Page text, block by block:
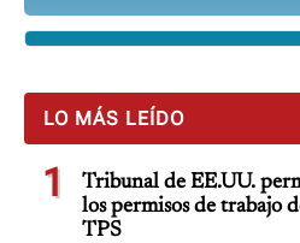
LO MÁS LEÍDO
1
Tribunal de EE.UU.
los permisos de trabajo
TPS